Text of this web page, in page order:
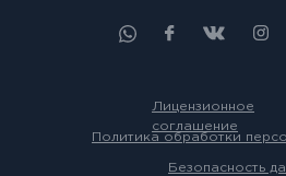
Лицензионное
соглашение
Политика обработки
Безопасность